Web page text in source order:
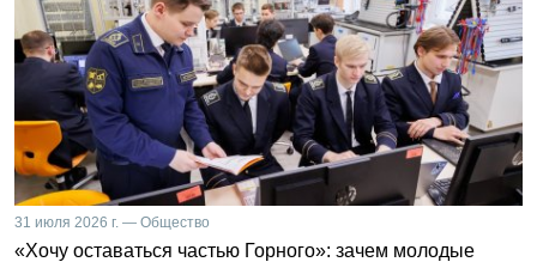
31 июля 2026 г. — Общество
«Хочу оставаться частью Горного»: зачем молодые